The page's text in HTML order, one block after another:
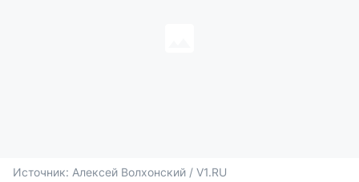
Источник: Алексей Волхонский / V1.RU